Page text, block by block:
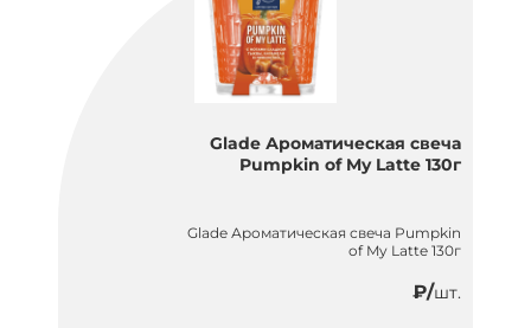
Glade Ароматическая свеча
Pumpkin of My Latte 130г
Glade Ароматическая свеча Pumpkin
of My Latte 130г
₽/шт.